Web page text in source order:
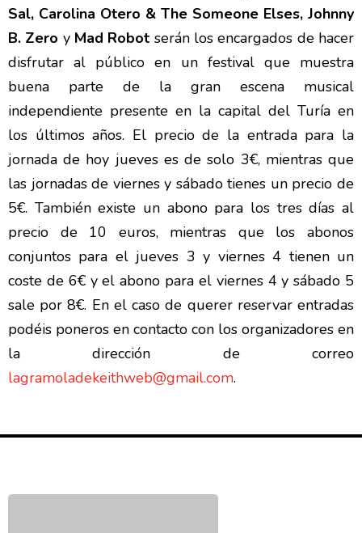
Sal, Carolina Otero & The Someone Elses, Johnny
B. Zero y Mad Robot serán los encargados de hacer
disfrutar al público en un festival que muestra
buena parte de la gran escena musical
independiente presente en la capital del Turía en
los últimos años. El precio de la entrada para la
jornada de hoy jueves es de solo 3€, mientras que
las jornadas de viernes y sábado tienes un precio de
5€. También existe un abono para los tres días al
precio de 10 euros, mientras que los abonos
conjuntos para el jueves 3 y viernes 4 tienen un
coste de 6€ y el abono para el viernes 4 y sábado 5
sale por 8€. En el caso de querer reservar entradas
podéis poneros en contacto con los organizadores en
la dirección de correo
lagramoladekeithweb@gmail.com.